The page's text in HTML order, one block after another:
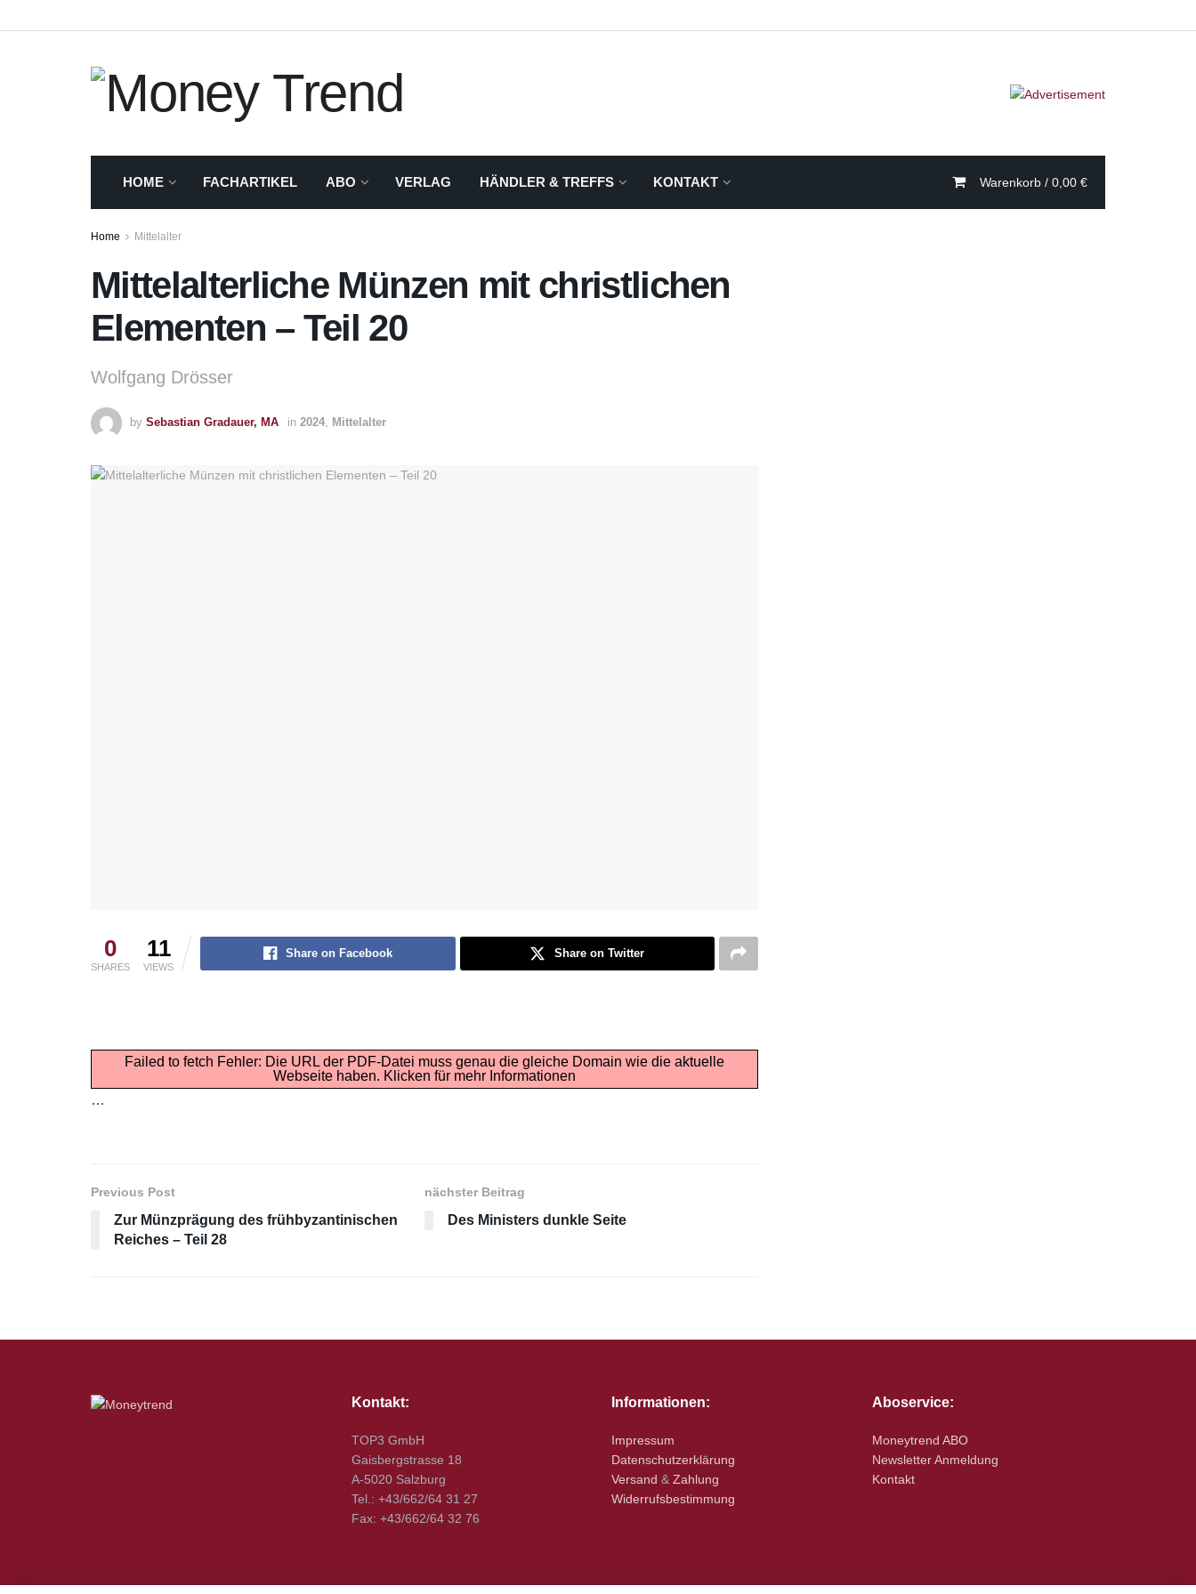
HOME FACHARTIKEL ABO VERLAG HÄNDLER & TREFFS KONTAKT Warenkorb / 0,00 €
Home Mittelalter
Mittelalterliche Münzen mit christlichen
Elementen – Teil 20
Wolfgang Drösser
by Sebastian Gradauer, MA in 2024 Mittelalter
0
SHARES
11
VIEWS
Share on Facebook Share on Twitter
Failed to fetch Fehler: Die URL der PDF-Datei muss genau die gleiche Domain wie die aktuelle
Webseite haben. Klicken für mehr Informationen
…
Previous Post
Zur Münzprägung des frühbyzantinischen
Reiches – Teil 28
nächster Beitrag
Des Ministers dunkle Seite
Kontakt:
TOP3 GmbH
Gaisbergstrasse 18
A-5020 Salzburg
Tel.: +43/662/64 31 27
Fax: +43/662/64 32 76
Informationen:
Impressum
Datenschutzerklärung
Versand & Zahlung
Widerrufsbestimmung
Aboservice:
Moneytrend ABO
Newsletter Anmeldung
Kontakt